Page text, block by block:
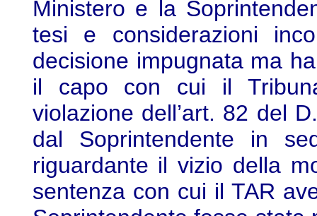
Ministero e la
tesi e considerazioni
decisione impugnata ma
il capo con cui il
violazione dell’art. 82 del
dal Soprintendente in
riguardante il vizio della
sentenza con cui il TAR